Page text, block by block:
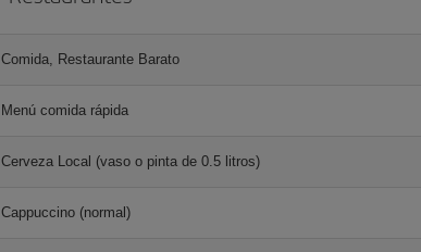
Comida, Restaurante Barato
Menú comida rápida
Cerveza Local (vaso o pinta de 0.5 litros)
Cappuccino (normal)